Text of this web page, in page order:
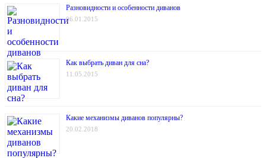
Разновидности и особенности диванов
06.01.2015
Как выбрать диван для сна?
11.05.2015
Какие механизмы диванов популярны?
20.02.2018